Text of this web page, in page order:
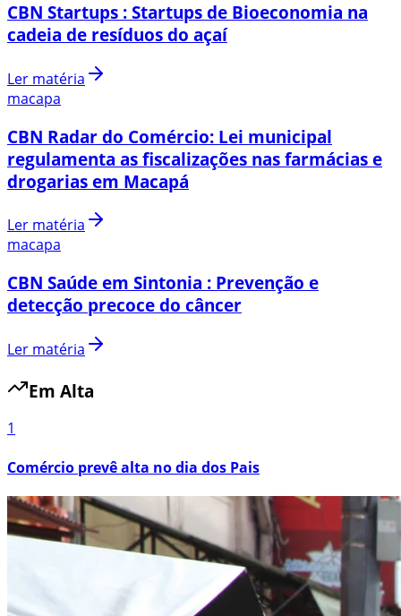
CBN Startups : Startups de Bioeconomia na
cadeia de resíduos do açaí
Ler matéria
macapa
CBN Radar do Comércio: Lei municipal
regulamenta as fiscalizações nas farmácias e
drogarias em Macapá
Ler matéria
macapa
CBN Saúde em Sintonia : Prevenção e
detecção precoce do câncer
Ler matéria
Em Alta
1
Comércio prevê alta no dia dos Pais